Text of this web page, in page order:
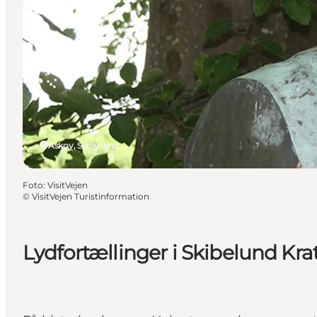
Lydfortællinger i Skibelund
Askov, Sydjylland
Foto: VisitVejen
© VisitVejen Turistinformation